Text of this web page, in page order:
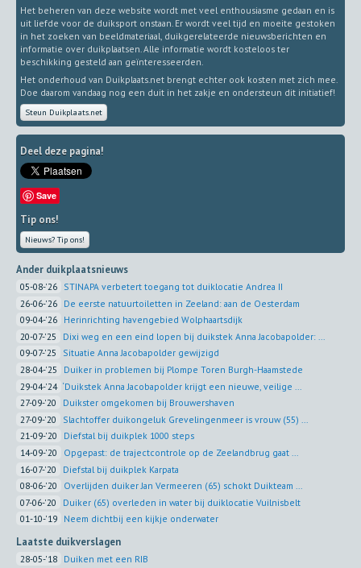
Het beheren van deze website wordt met veel enthousiasme gedaan en is
uit liefde voor de duiksport onstaan. Er wordt veel tijd en moeite gestoken
in het zoeken van beeldmateriaal, duikgerelateerde nieuwsberichten en
informatie over duikplaatsen. Alle informatie wordt kosteloos ter
beschikking gesteld aan geïnteresseerden.
Het onderhoud van Duikplaats.net brengt echter ook kosten met zich mee.
Doe daarom vandaag nog een duit in het zakje en ondersteun dit initiatief!
Steun Duikplaats.net
Deel deze pagina!
Save
Tip ons!
Nieuws? Tip ons!
Ander duikplaatsnieuws
05-08-'26 STINAPA verbetert toegang tot duiklocatie Andrea II
26-06-'26 De eerste natuurtoiletten in Zeeland: aan de Oesterdam
09-04-'26 Herinrichting havengebied Wolphaartsdijk
20-07-'25
Dixi weg en een eind lopen bij duikstek Anna Jacobapolder: ...
09-07-'25
Situatie Anna Jacobapolder gewijzigd
28-04-'25
Duiker in problemen bij Plompe Toren Burgh-Haamstede
29-04-'24 ‘Duikstek Anna Jacobapolder krijgt een nieuwe, veilige ...
27-09-'20
Duikster omgekomen bij Brouwershaven
27-09-'20
Slachtoffer duikongeluk Grevelingenmeer is vrouw (55) ...
21-09-'20
Diefstal bij duikplek 1000 steps
14-09-'20
Opgepast: de trajectcontrole op de Zeelandbrug gaat ...
16-07-'20
Diefstal bij duikplek Karpata
08-06-'20
Overlijden duiker Jan Vermeeren (65) schokt Duikteam ...
07-06-'20
Duiker (65) overleden in water bij duiklocatie Vuilnisbelt
01-10-'19 Neem dichtbij een kijkje onderwater
Laatste duikverslagen
28-05-'18 Duiken met een RIB